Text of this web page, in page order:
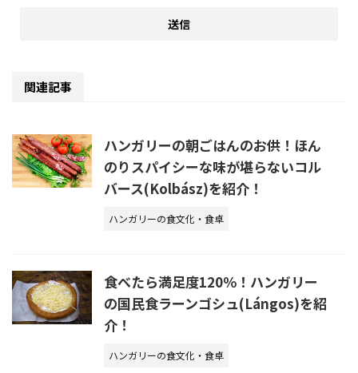
関連記事
ハンガリーの朝ごはんのお供！ほん
のりスパイシーな味が堪らないコル
バース(Kolbász)を紹介！
ハンガリーの食文化・食卓
食べたら満足度120％！ハンガリー
の国民食ラーンゴシュ(Lángos)を紹
介！
ハンガリーの食文化・食卓